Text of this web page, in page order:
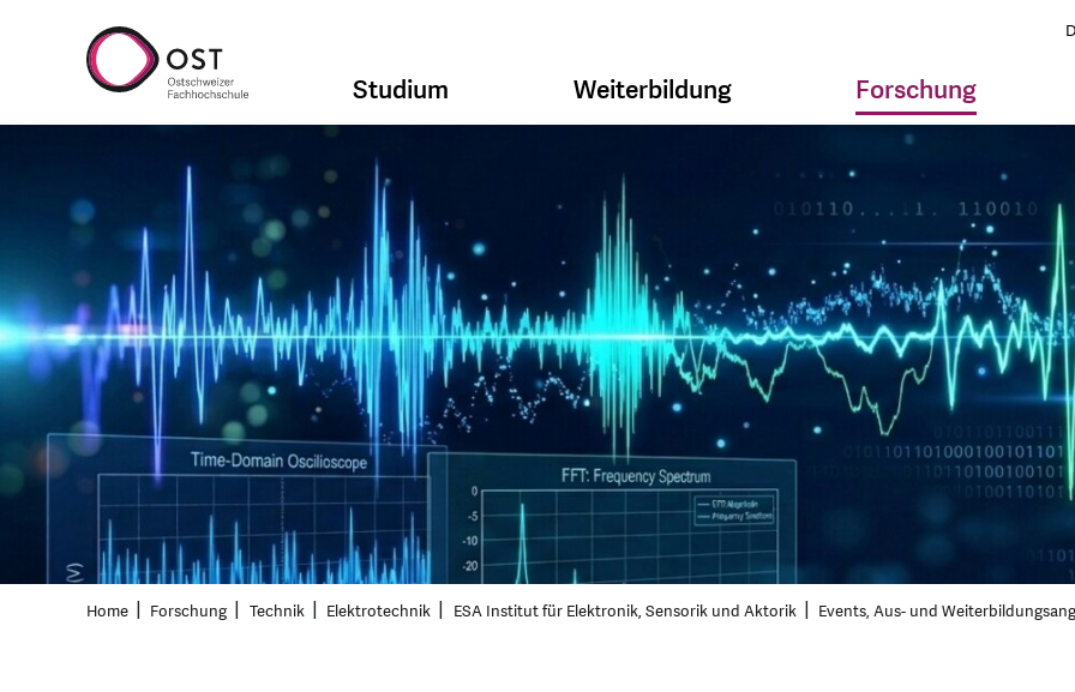
Studium Weiterbildung Forschung
Home Forschung Technik Elektrotechnik ESA Institut für Elektronik, Sensorik und Aktorik Events, Aus- und